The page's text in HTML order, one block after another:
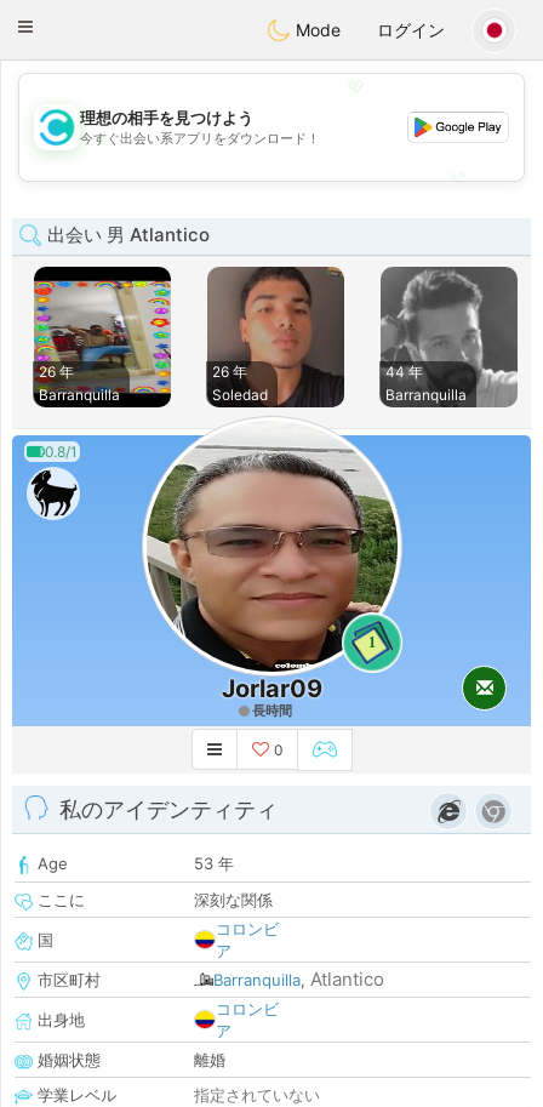
olombiaCitas
Toggle
Mode ログイン
💖
💕
理想の相手を見つけよう
今すぐ出会い系アプリをダウンロード！
出会い 男 Atlantico
26 年
Barranquilla
26 年
Soledad
44 年
Barranquilla
0.8/1
1
Jorlar09
長時間
0
私のアイデンティティ
Age
53 年
ここに
深刻な関係
国
コロンビ
ア
市区町村
Barranquilla, Atlantico
出身地
コロンビ
ア
婚姻状態
離婚
学業レベル
指定されていない